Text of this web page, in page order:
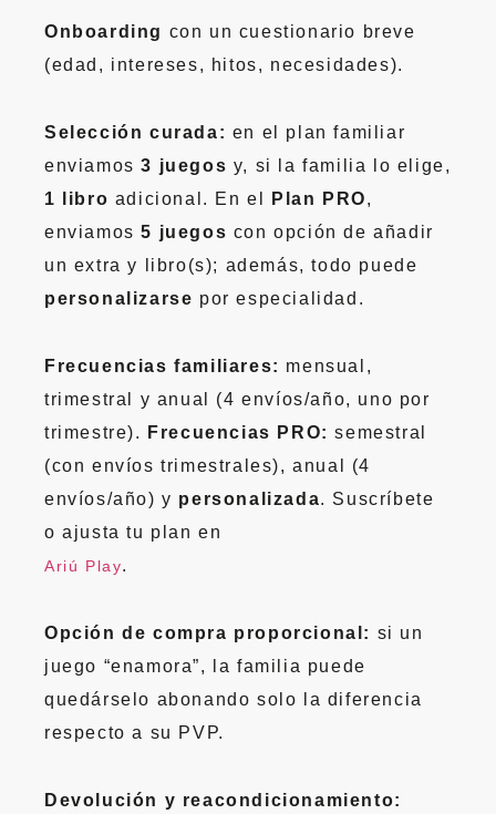
Onboarding con un cuestionario breve
(edad, intereses, hitos, necesidades).
Selección curada: en el plan familiar
enviamos3 juegos y, si la familia lo elige,
1 libro adicional. En el Plan PRO,
enviamos5 juegos con opción de añadir
un extra y libro(s); además, todo puede
personalizarse por especialidad.
Frecuencias familiares: mensual,
trimestral y anual (4 envíos/año, uno por
trimestre).
Frecuencias PRO: semestral
(con envíos trimestrales), anual (4
envíos/año) y personalizada. Suscríbete
o ajusta tu plan en
Ariú Play.
Opción de compra proporcional: si un
juego “enamora”, la familia puede
quedárselo abonando solo la diferencia
respecto a su PVP.
Devolución y reacondicionamiento: